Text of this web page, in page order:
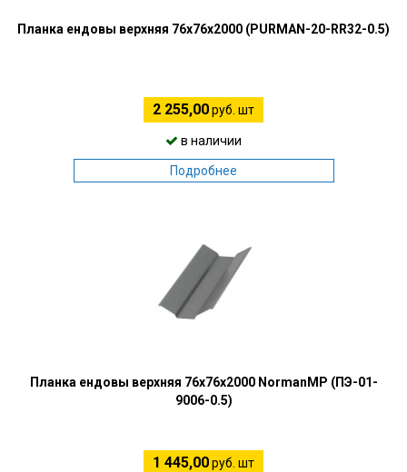
Планка ендовы верхняя 76х76х2000 (PURMAN-20-RR32-0.5)
2 255,00руб. шт
в наличии
Подробнее
Планка ендовы верхняя 76х76х2000 NormanMP (ПЭ-01-
9006-0.5)
1 445,00руб. шт